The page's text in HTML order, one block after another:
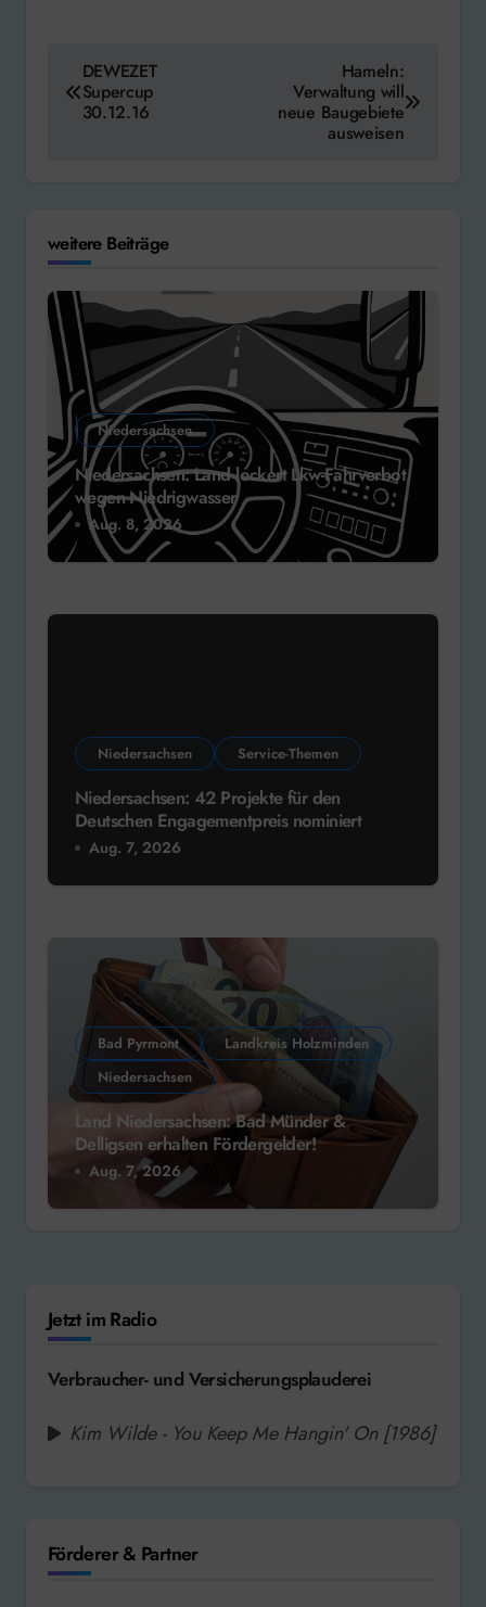
DEWEZET
Supercup
30.12.16
Hameln:
Verwaltung will
neue Baugebiete
ausweisen
weitere Beiträge
Niedersachsen
Niedersachsen: Land lockert Lkw-Fahrverbot
wegen Niedrigwasser
Aug. 8, 2026
Niedersachsen Service-Themen
Niedersachsen: 42 Projekte für den
Deutschen Engagementpreis nominiert
Aug. 7, 2026
Bad Pyrmont
Landkreis Holzminden
Niedersachsen
Land Niedersachsen: Bad Münder &
Delligsen erhalten Fördergelder!
Aug. 7, 2026
Jetzt im Radio
Verbraucher- und Versicherungsplauderei
Kim Wilde - You Keep Me Hangin' On [1986]
Förderer & Partner